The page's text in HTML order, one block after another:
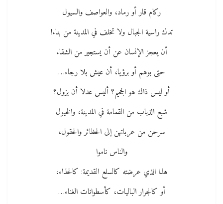
ركام قار أو رماد، والعواصف والسيول
تدك راسية الجبال ولا تخلف في المدينة من بناء!
أن يعجز الإنسان عن أن يستجير من الشقاء
حتى بوهم أو برؤيا، أن عيش بلا رجاء…
أو ليس ذاك هو الجحيم؟ أليس عدلا أن يزول؟
شبع الذباب من القمامة في المدينة، والخيول
سرحن من عرباتهن إلى الحظائر والحقول،
والناس ناموا
هذا الذي عرضته كالسلع القديمة: كالحذاء،
أو كالجرار الباليات، كأسطوانات الغناء…